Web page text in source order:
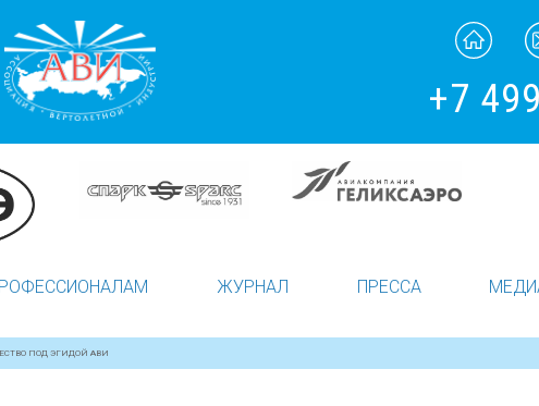
+7
ЖУРНАЛ ПРЕССА
ПОД ЭГИДОЙ АВИ